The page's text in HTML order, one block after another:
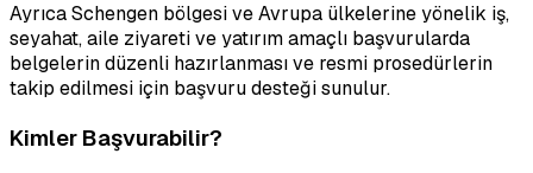
Ayrıca Schengen bölgesi ve Avrupa ülkelerine yönelik iş,
seyahat, aile ziyareti ve yatırım amaçlı başvurularda
belgelerin düzenli hazırlanması ve resmi prosedürlerin
takip edilmesi için başvuru desteği sunulur.
Kimler Başvurabilir?